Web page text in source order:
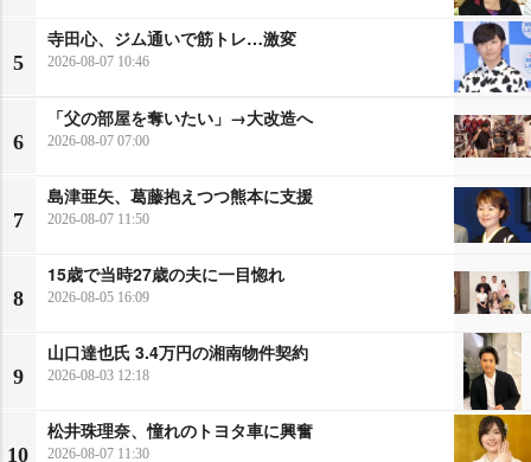
5
寺田心、ジム通いで筋トレ…激変
2026-08-07 10:46
6
「父の部屋を奪いたい」→大改造へ
2026-08-07 07:00
7
島津亜矢、葛藤抱えつつ熊本に支援
2026-08-07 11:50
8
15歳で当時27歳の夫に一目惚れ
2026-08-05 16:09
9
山口達也氏 3.4万円の湘南物件契約
2026-08-03 12:18
10
松井珠理奈、憧れのトヨタ車に興奮
2026-08-07 11:30